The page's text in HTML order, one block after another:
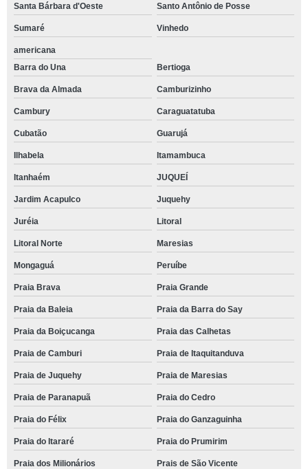
Santa Bárbara d'Oeste Santo Antônio de Posse
Sumaré Vinhedo
americana
Barra do Una
Bertioga
Brava da Almada Camburizinho
Cambury Caraguatatuba
Cubatão Guarujá
Ilhabela Itamambuca
Itanhaém JUQUEÍ
Jardim Acapulco Juquehy
Juréia Litoral
Litoral Norte Maresias
Mongaguá Peruíbe
Praia Brava Praia Grande
Praia da Baleia Praia da Barra do Say
Praia da Boiçucanga Praia das Calhetas
Praia de Camburi Praia de Itaquitanduva
Praia de Juquehy Praia de Maresias
Praia de Paranapuã Praia do Cedro
Praia do Félix Praia do Ganzaguinha
Praia do Itararé Praia do Prumirim
Praia dos Milionários Prais de São Vicente